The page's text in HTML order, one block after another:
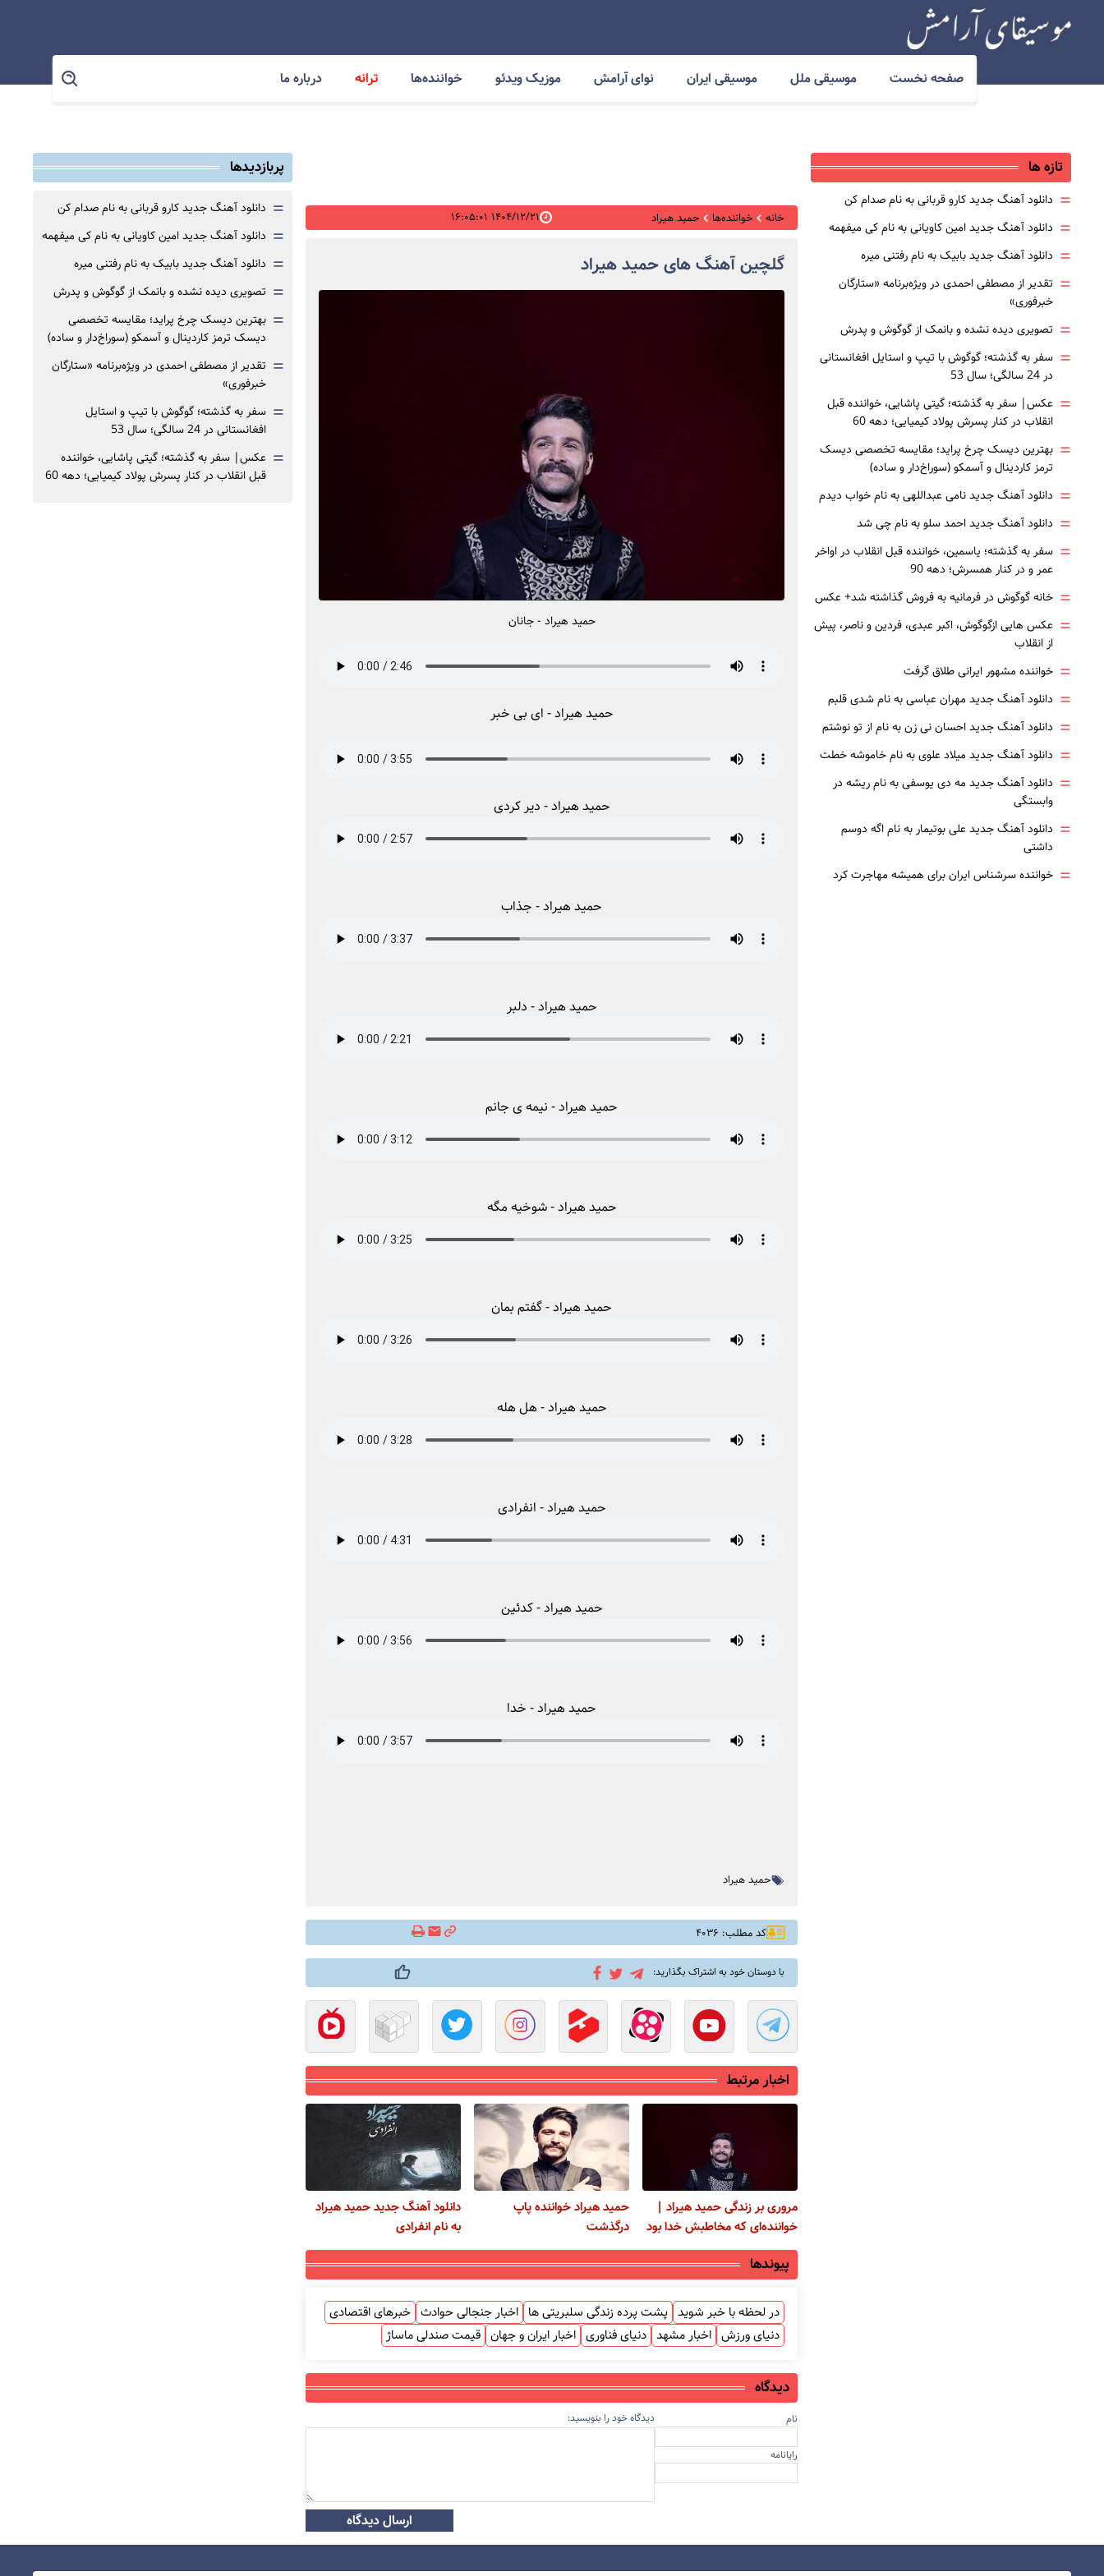
صفحه نخست موسیقی ملل موسیقی ایران نوای آرامش موزیک ویدئو خواننده‌ها ترانه درباره ما
خانه خواننده‌ها حمید هیراد ۱۴۰۴/۱۲/۲۱ ۱۶:۰۵:۰۱
گلچین آهنگ های حمید هیراد
حمید هیراد - جانان
حمید هیراد - ای بی خبر
حمید هیراد - دیر کردی
حمید هیراد - جذاب
حمید هیراد - دلبر
حمید هیراد - نیمه ی جانم
حمید هیراد - شوخیه مگه
حمید هیراد - گفتم بمان
حمید هیراد - هل هله
حمید هیراد - انفرادی
حمید هیراد - کدئین
حمید هیراد - خدا
حمید هیراد
کد مطلب: ۴۰۳۶
با دوستان خود به اشتراک بگذارید:
اخبار مرتبط
مروری بر زندگی حمید هیراد |
خواننده‌ای که مخاطبش خدا بود
حمید هیراد خواننده پاپ
درگذشت
دانلود آهنگ جدید حمید هیراد
به نام انفرادی
پیوندها
در لحظه با خبر شوید پشت پرده زندگی سلبریتی ها اخبار جنجالی حوادث خبرهای اقتصادی
دنیای ورزش اخبار مشهد دنیای فناوری اخبار ایران و جهان قیمت صندلی ماساژ
دیدگاه
نام
رایانامه
دیدگاه خود را بنویسید:
ارسال دیدگاه
تازه ها
= دانلود آهنگ جدید کارو قربانی به نام صدام کن
= دانلود آهنگ جدید امین کاویانی به نام کی میفهمه
= دانلود آهنگ جدید بابیک به نام رفتنی میره
= تقدیر از مصطفی احمدی در ویژه‌برنامه «ستارگان
خبرفوری»
= تصویری دیده نشده و بانمک از گوگوش و پدرش
= سفر به گذشته؛ گوگوش با تیپ و استایل افغانستانی
در 24 سالگی؛ سال 53
= عکس| سفر به گذشته؛ گیتی پاشایی، خواننده قبل
انقلاب در کنار پسرش پولاد کیمیایی؛ دهه 60
= بهترین دیسک چرخ پراید؛ مقایسه تخصصی دیسک
ترمز کاردینال و آسمکو (سوراخ‌دار و ساده)
= دانلود آهنگ جدید نامی عبداللهی به نام خواب دیدم
= دانلود آهنگ جدید احمد سلو به نام چی شد
= سفر به گذشته؛ یاسمین، خواننده قبل انقلاب در اواخر
عمر و در کنار همسرش؛ دهه 90
= خانه گوگوش در فرمانیه به فروش گذاشته شد+ عکس
= عکس هایی ازگوگوش، اکبر عبدی، فردین و ناصر، پیش
از انقلاب
= خواننده مشهور ایرانی طلاق گرفت
= دانلود آهنگ جدید مهران عباسی به نام شدی قلبم
= دانلود آهنگ جدید احسان نی زن به نام از تو نوشتم
= دانلود آهنگ جدید میلاد علوی به نام خاموشه خطت
= دانلود آهنگ جدید مه دی یوسفی به نام ریشه در
وابستگی
= دانلود آهنگ جدید علی بوتیمار به نام اگه دوسم
داشتی
= خواننده سرشناس ایران برای همیشه مهاجرت کرد
پربازدیدها
= دانلود آهنگ جدید کارو قربانی به نام صدام کن
= دانلود آهنگ جدید امین کاویانی به نام کی میفهمه
= دانلود آهنگ جدید بابیک به نام رفتنی میره
= تصویری دیده نشده و بانمک از گوگوش و پدرش
= بهترین دیسک چرخ پراید؛ مقایسه تخصصی
دیسک ترمز کاردینال و آسمکو (سوراخ‌دار و ساده)
= تقدیر از مصطفی احمدی در ویژه‌برنامه «ستارگان
خبرفوری»
= سفر به گذشته؛ گوگوش با تیپ و استایل
افغانستانی در 24 سالگی؛ سال 53
= عکس| سفر به گذشته؛ گیتی پاشایی، خواننده
قبل انقلاب در کنار پسرش پولاد کیمیایی؛ دهه 60